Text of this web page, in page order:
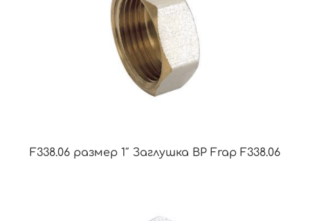
F338.06 размер 1″ Заглушка ВР Frap F338.06